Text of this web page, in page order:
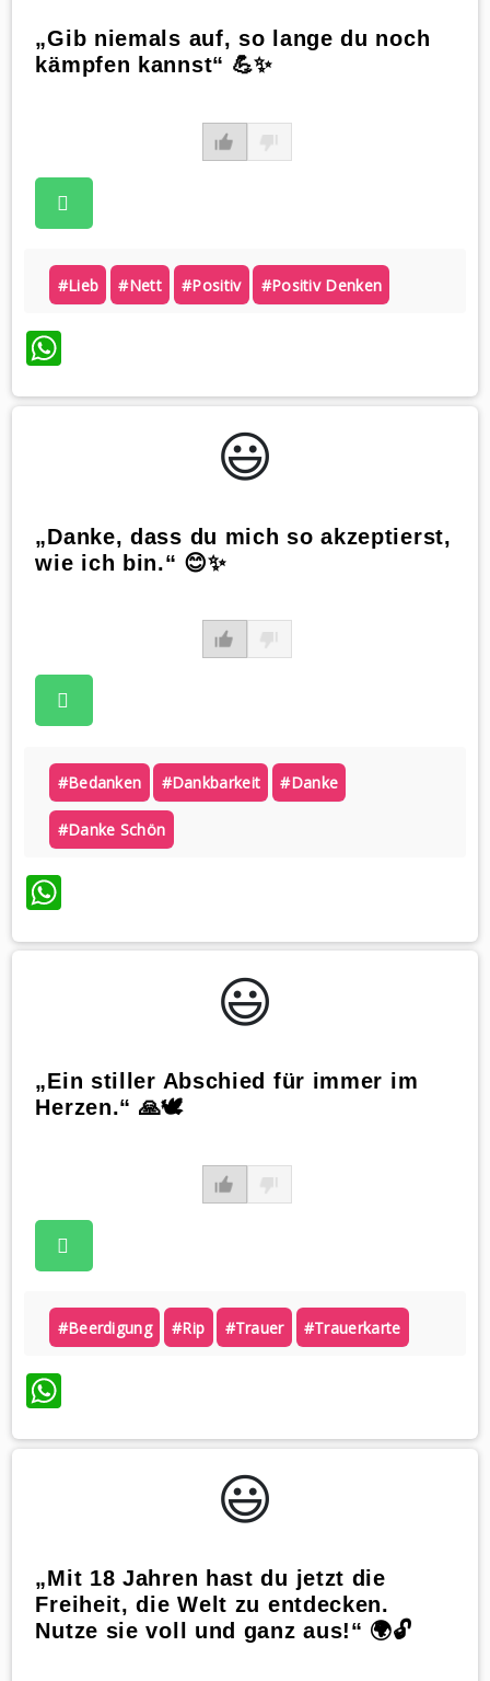
„Gib niemals auf, so lange du noch
kämpfen kannst“ 💪✨
#lieb #nett #positiv #positiv Denken
WhatsApp
😃️
„Danke, dass du mich so akzeptierst,
wie ich bin.“ 😊✨
#bedanken #dankbarkeit #danke
#danke Schön
WhatsApp
😃️
„Ein stiller Abschied für immer im
Herzen.“ 🙏🕊️
#beerdigung #rip #trauer #trauerkarte
WhatsApp
😃️
„Mit 18 Jahren hast du jetzt die
Freiheit, die Welt zu entdecken.
Nutze sie voll und ganz aus!“ 🌍🔓